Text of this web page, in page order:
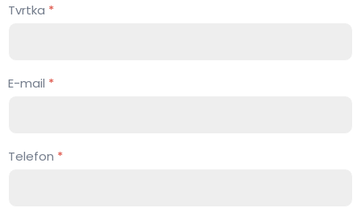
Tvrtka *
E-mail *
Telefon *